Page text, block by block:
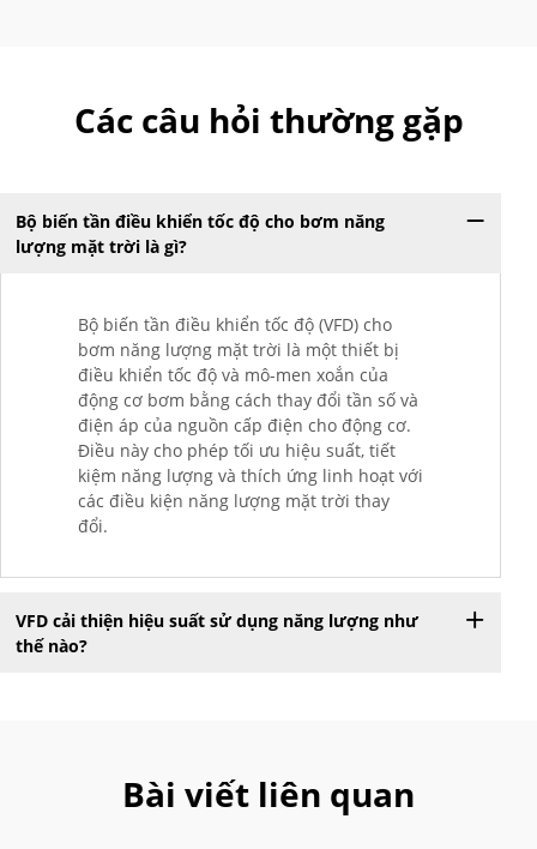
Các câu hỏi thường gặp
Bộ biến tần điều khiển tốc độ cho bơm năng
lượng mặt trời là gì?
Bộ biến tần điều khiển tốc độ (VFD) cho
bơm năng lượng mặt trời là một thiết bị
điều khiển tốc độ và mô-men xoắn của
động cơ bơm bằng cách thay đổi tần số và
điện áp của nguồn cấp điện cho động cơ.
Điều này cho phép tối ưu hiệu suất, tiết
kiệm năng lượng và thích ứng linh hoạt với
các điều kiện năng lượng mặt trời thay
đổi.
VFD cải thiện hiệu suất sử dụng năng lượng như
thế nào?
Bài viết liên quan